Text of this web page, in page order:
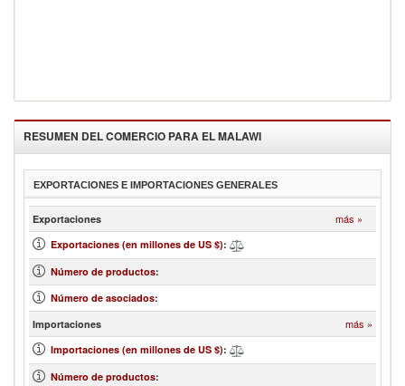
RESUMEN DEL COMERCIO PARA ELMALAWI
EXPORTACIONES E IMPORTACIONES GENERALES
Exportaciones más »
Exportaciones (en millones de US $):
Número de productos:
Número de asociados:
Importaciones
más »
Importaciones (en millones de US $):
Número de productos: